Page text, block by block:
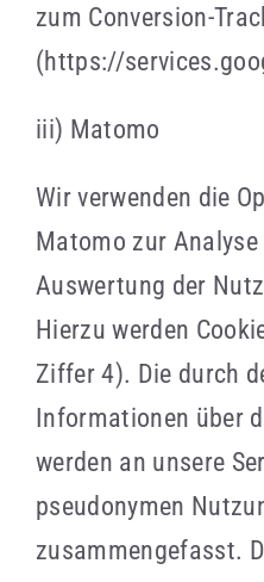
zum Conversion-
(https://
iii) Matomo
Wir verwenden die
Matomo zur
Auswertung der
Hierzu werden
Ziffer 4). Die durch
Informationen über
werden an unsere
pseudonymen
zusammengefasst.